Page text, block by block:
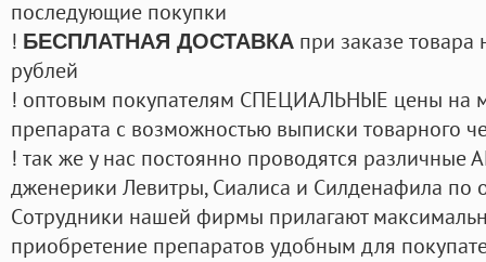
последующие покупки
! БЕСПЛАТНАЯ ДОСТАВКА при заказе
рублей
! оптовым покупателям СПЕЦИАЛЬНЫЕ цены на
препарата с возможностью выписки товарного
! так же у нас постоянно проводятся
дженерики Левитры, Сиалиса и Силденафила по
Cотрудники нашей фирмы прилагают
приобретение препаратов удобным для